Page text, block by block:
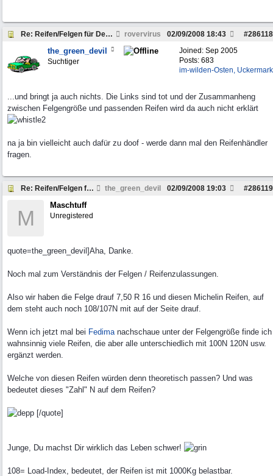
Re: Reifen/Felgen für Defender 110 - wer kann helf rovervirus #286118
02/09/2008 18:43
Joined: Sep 2005
Posts: 683
im-wilden-Osten, Uckermark
the_green_devil
Suchtiger
...und bringt ja auch nichts. Die Links sind tot und der Zusammanheng
zwischen Felgengröße und passenden Reifen wird da auch nicht erklärt
na ja bin vielleicht auch dafür zu doof - werde dann mal den Reifenhändler
fragen.
Re: Reifen/Felgen für Defender 110 - wer kann helf the_green_devil #286119
02/09/2008 19:03
M
Maschtuff
Unregistered
quote=the_green_devil]Aha, Danke.
Noch mal zum Verständnis der Felgen / Reifenzulassungen.
Also wir haben die Felge drauf 7,50 R 16 und diesen Michelin Reifen, auf
dem steht auch noch 108/107N mit auf der Seite drauf.
Wenn ich jetzt mal bei Fedimanachschaue unter der Felgengröße finde ich
wahnsinnig viele Reifen, die aber alle unterschiedlich mit 100N 120N usw.
ergänzt werden.
Welche von diesen Reifen würden denn theoretisch passen? Und was
bedeutet dieses "Zahl" N auf dem Reifen?
[/quote]
Junge, Du machst Dir wirklich das Leben schwer!
108= Load-Index, bedeutet, der Reifen ist mit 1000Kg belastbar.